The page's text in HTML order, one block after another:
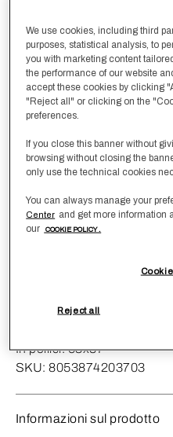
Colore Blue-Cream
Taglia
TagliaUnica
Aggiungi alla lista dei
desideri
In pollici:53x87
SKU: 8053874203703
Informazioni sul prodotto
We use cookies, including third
purposes, statistical analysis, to
you with marketing content
the performance of our website
accept these cookies by clicking
"Reject all" or clicking on the
preferences.
If you close this banner without
browsing without closing the
only use the technical cookies
You can always manage your
Center and get more information
our
COOKIE POLICY .
Reject all